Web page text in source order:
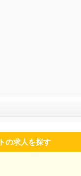
の求人を探す